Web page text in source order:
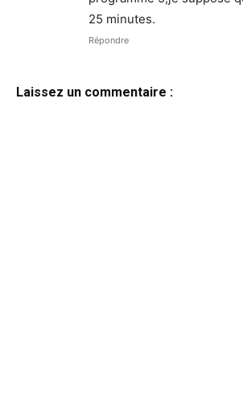
25 minutes.
Répondre
Laissez un commentaire :